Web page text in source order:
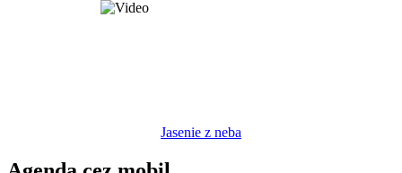
Jasenie z neba